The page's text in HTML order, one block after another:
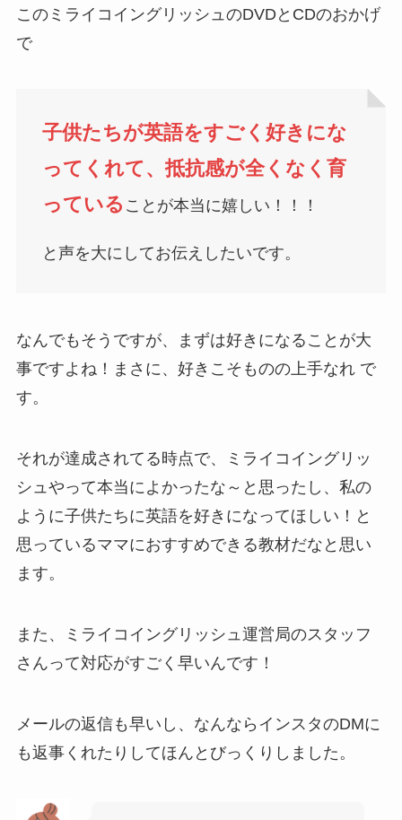
このミライコイングリッシュのDVDとCDのおかげ
で
子供たちが英語をすごく好きにな
ってくれて、抵抗感が全くなく育
っている ことが本当に嬉しい！！！
と声を大にしてお伝えしたいです。
なんでもそうですが、まずは好きになることが大
事ですよね！まさに、好きこそものの上手なれ で
す。
それが達成されてる時点で、ミライコイングリッ
シュやって本当によかったな～と思ったし、私の
ように子供たちに英語を好きになってほしい！と
思っているママにおすすめできる教材だなと思い
ます。
また、ミライコイングリッシュ運営局のスタッフ
さんって対応がすごく早いんです！
メールの返信も早いし、なんならインスタのDMに
も返事くれたりしてほんとびっくりしました。